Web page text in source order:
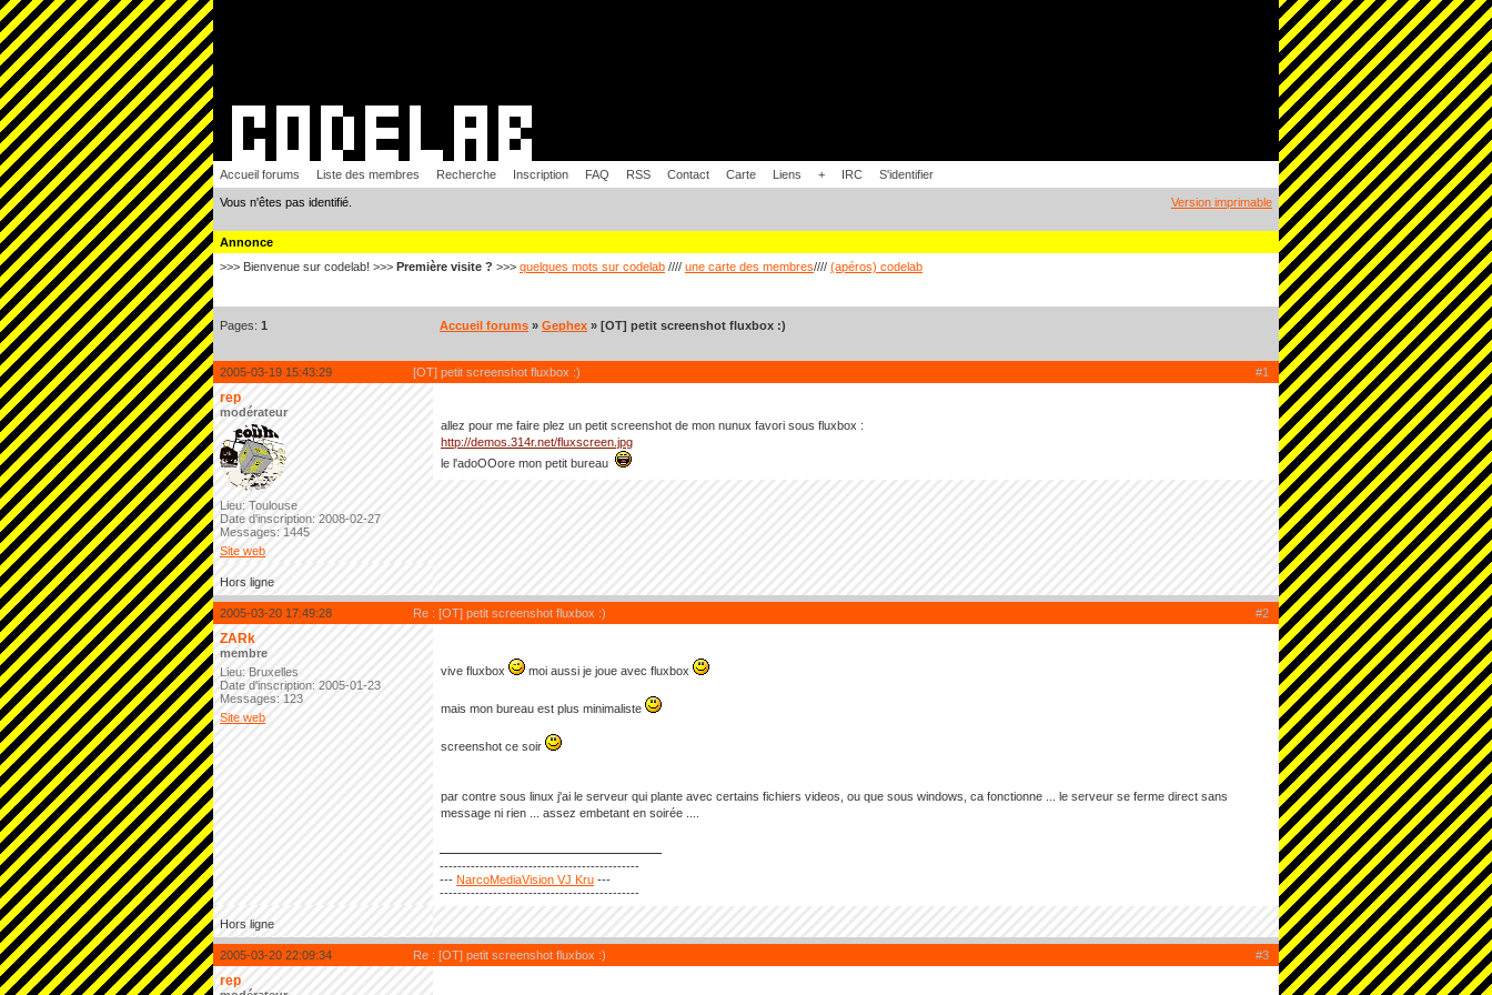
Accueil forums Liste des membres Recherche Inscription FAQ RSS Contact Carte Liens + IRC S'identifier
Vous n'êtes pas identifié. Version imprimable
Annonce
>>> Bienvenue sur codelab! >>> Première visite ? >>> quelques mots sur codelab //// une carte des membres//// (apéros) codelab
Pages: 1 Accueil forums » Gephex » [OT] petit screenshot fluxbox :)
#1
2005-03-19 15:43:29 [OT] petit screenshot fluxbox :)
rep
modérateur
Lieu: Toulouse
Date d'inscription: 2008-02-27
Messages: 1445
Site web
allez pour me faire plez un petit screenshot de mon nunux favori sous fluxbox :
http://demos.314r.net/fluxscreen.jpg
le l'adoOOore mon petit bureau
Hors ligne
#2
2005-03-20 17:49:28 Re : [OT] petit screenshot fluxbox :)
ZARk
membre
Lieu: Bruxelles
Date d'inscription: 2005-01-23
Messages: 123
Site web
vive fluxbox moi aussi je joue avec fluxbox
mais mon bureau est plus minimaliste
screenshot ce soir
par contre sous linux j'ai le serveur qui plante avec certains fichiers videos, ou que sous windows, ca fonctionne ... le serveur se ferme direct sans
message ni rien ... assez embetant en soirée ....
---------------------------------------------
--- NarcoMediaVision VJ Kru ---
---------------------------------------------
Hors ligne
#3
2005-03-20 22:09:34 Re : [OT] petit screenshot fluxbox :)
rep